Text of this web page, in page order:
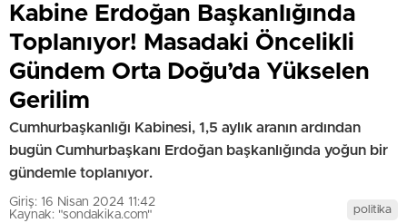
Kabine Erdoğan Başkanlığında
Toplanıyor! Masadaki Öncelikli
Gündem Orta Doğu’da Yükselen
Gerilim
Cumhurbaşkanlığı Kabinesi, 1,5 aylık aranın ardından
bugün Cumhurbaşkanı Erdoğan başkanlığında yoğun bir
gündemle toplanıyor.
Giriş: 16 Nisan 2024 11:42
Kaynak: "sondakika.com"
politika